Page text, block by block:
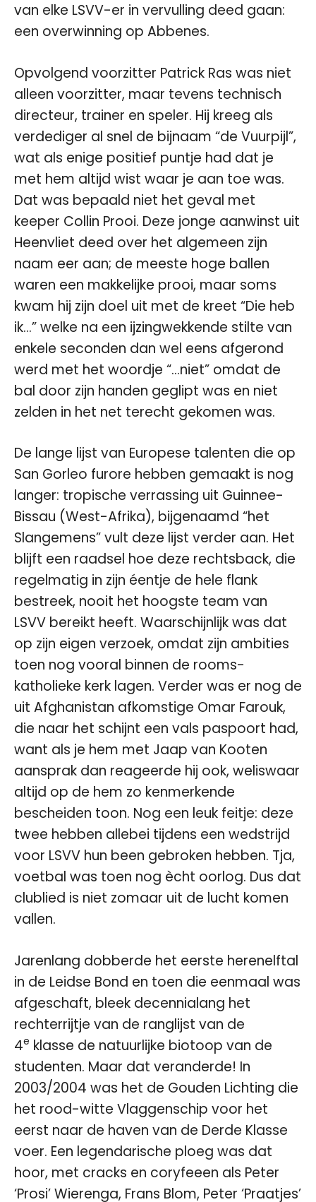
van elke LSVV-er in vervulling deed gaan:
een overwinning op Abbenes.
Opvolgend voorzitter Patrick Ras was niet
alleen voorzitter, maar tevens technisch
directeur, trainer en speler. Hij kreeg als
verdediger al snel de bijnaam “de Vuurpijl”,
wat als enige positief puntje had dat je
met hem altijd wist waar je aan toe was.
Dat was bepaald niet het geval met
keeper Collin Prooi. Deze jonge aanwinst uit
Heenvliet deed over het algemeen zijn
naam eer aan; de meeste hoge ballen
waren een makkelijke prooi, maar soms
kwam hij zijn doel uit met de kreet “Die heb
ik…” welke na een ijzingwekkende stilte van
enkele seconden dan wel eens afgerond
werd met het woordje “…niet” omdat de
bal door zijn handen geglipt was en niet
zelden in het net terecht gekomen was.
De lange lijst van Europese talenten die op
San Gorleo furore hebben gemaakt is nog
langer: tropische verrassing uit Guinnee-
Bissau (West-Afrika), bijgenaamd “het
Slangemens” vult deze lijst verder aan. Het
blijft een raadsel hoe deze rechtsback, die
regelmatig in zijn éentje de hele flank
bestreek, nooit het hoogste team van
LSVV bereikt heeft. Waarschijnlijk was dat
op zijn eigen verzoek, omdat zijn ambities
toen nog vooral binnen de rooms-
katholieke kerk lagen. Verder was er nog de
uit Afghanistan afkomstige Omar Farouk,
die naar het schijnt een vals paspoort had,
want als je hem met Jaap van Kooten
aansprak dan reageerde hij ook, weliswaar
altijd op de hem zo kenmerkende
bescheiden toon. Nog een leuk feitje: deze
twee hebben allebei tijdens een wedstrijd
voor LSVV hun been gebroken hebben. Tja,
voetbal was toen nog ècht oorlog. Dus dat
clublied is niet zomaar uit de lucht komen
vallen.
Jarenlang dobberde het eerste herenelftal
in de Leidse Bond en toen die eenmaal was
afgeschaft, bleek decennialang het
rechterrijtje van de ranglijst van de
4e klasse de natuurlijke biotoop van de
studenten. Maar dat veranderde! In
2003/2004 was het de Gouden Lichting die
het rood-witte Vlaggenschip voor het
eerst naar de haven van de Derde Klasse
voer. Een legendarische ploeg was dat
hoor, met cracks en coryfeeen als Peter
‘Prosi’ Wierenga, Frans Blom, Peter ‘Praatjes’